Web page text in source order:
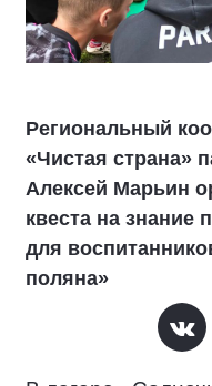
Региональный
«Чистая страна»
Алексей Марьин
квеста на знание
для
поляна»